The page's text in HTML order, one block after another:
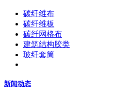
碳纤维布
碳纤维板
碳纤网格布
建筑结构胶类
玻纤套筒
新闻动态